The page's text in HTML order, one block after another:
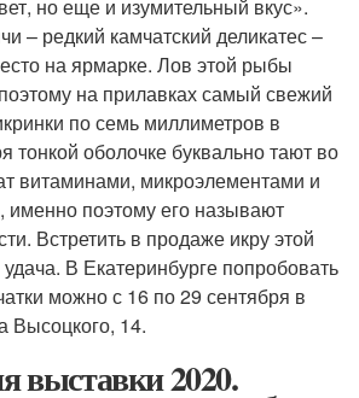
но еще и изумительный вкус».
– редкий камчатский деликатес –
на ярмарке. Лов этой рыбы
на прилавках самый свежий
по семь миллиметров в
тонкой оболочке буквально тают во
витаминами, микроэлементами и
именно поэтому его называют
Встретить в продаже икру этой
В Екатеринбурге попробовать
можно с 16 по 29 сентября в
Высоцкого, 14.
выставки 2020.